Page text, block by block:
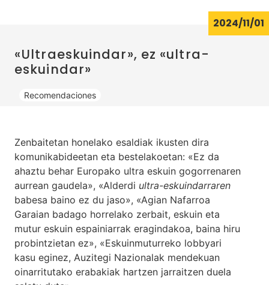
«Ultraeskuindar», ez «ultra-
eskuindar»
Recomendaciones
2024/11/01
Zenbaitetan honelako esaldiak ikusten dira
komunikabideetan eta bestelakoetan: «Ez da
ahaztu behar Europako ultra eskuin gogorrenaren
aurrean gaudela», «Alderdi ultra-eskuindarraren
babesa baino ez du jaso», «Agian Nafarroa
Garaian badago horrelako zerbait, eskuin eta
mutur eskuin espainiarrak eragindakoa, baina hiru
probintzietan ez», «Eskuinmuturreko lobbyari
kasu eginez, Auzitegi Nazionalak mendekuan
oinarritutako erabakiak hartzen jarraitzen duela